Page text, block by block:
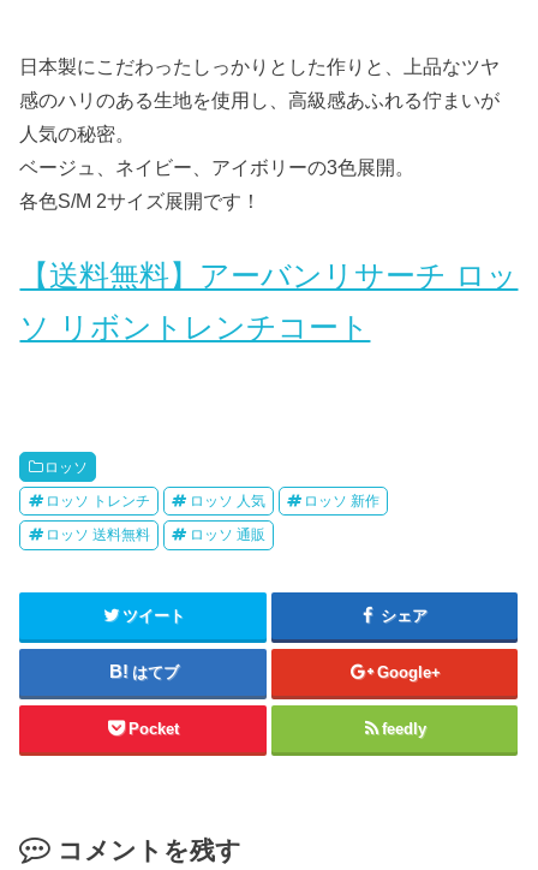
日本製にこだわったしっかりとした作りと、上品なツヤ
感のハリのある生地を使用し、高級感あふれる佇まいが
人気の秘密。
ベージュ、ネイビー、アイボリーの3色展開。
各色S/M 2サイズ展開です！
【送料無料】アーバンリサーチ ロッ
ソ リボントレンチコート
ロッソ
ロッソ トレンチ ロッソ 人気 ロッソ 新作
ロッソ 送料無料 ロッソ 通販
ツイート シェア
はてブ Google+
Pocket feedly
コメントを残す